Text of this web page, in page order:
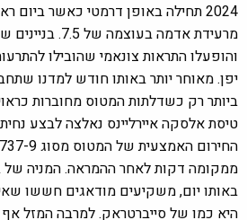
2024 תחילה באופן דרמטי כאשר ביום
מרעידת אדמה
והופעלו התראות צונאמי שהובילו
יפן. מאוחר יותר באותו חודש למדנו
ביותר רק כשדלתות המטוס מחוברות
טיסת אלסקה איירליינס נאלצה לבצע
ממקומה דקות לאחר ההמראה. המניה של
באותו יום,משקיעים מודאגים חששו
היא כמו של סייברטראק.למרבה המזל אף